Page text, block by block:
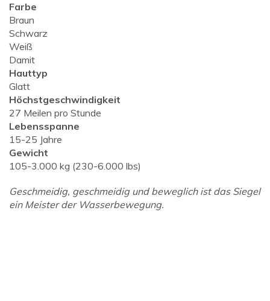
Farbe
Braun
Schwarz
Weiß
Damit
Hauttyp
Glatt
Höchstgeschwindigkeit
27 Meilen pro Stunde
Lebensspanne
15-25 Jahre
Gewicht
105-3.000 kg (230-6.000 lbs)
Geschmeidig, geschmeidig und beweglich ist das Siegel
ein Meister der Wasserbewegung.